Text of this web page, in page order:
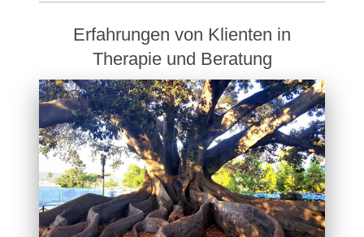
Erfahrungen von Klienten in
Therapie und Beratung